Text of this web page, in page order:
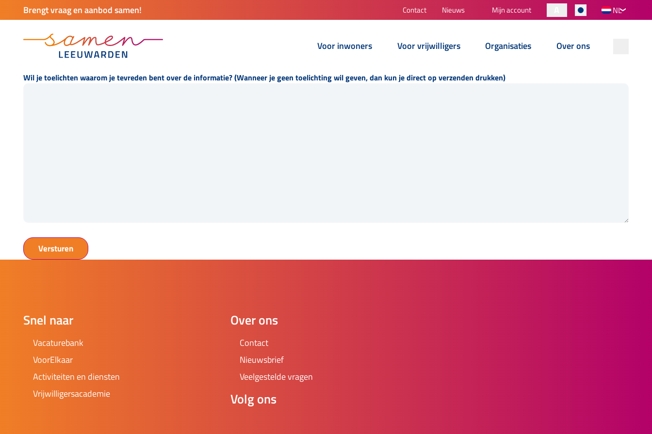
Brengt vraag en aanbod samen! Contact Nieuws Mijn account NL
Voor inwoners Voor vrijwilligers Organisaties Over ons
Wil je toelichten waarom je tevreden bent over de informatie? (Wanneer je geen toelichting wil geven, dan kun je direct op verzenden drukken)
Snel naar
Vacaturebank
VoorElkaar
Activiteiten en diensten
Vrijwilligersacademie
Over ons
Contact
Nieuwsbrief
Veelgestelde vragen
Volg ons